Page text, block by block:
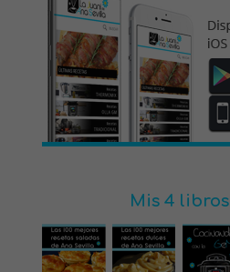
Mis 4 libros